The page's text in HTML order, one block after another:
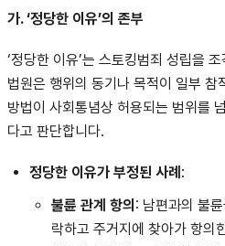
가. ‘정당한 이유’의 존부
‘정당한 이유’는 스토킹범죄 성립을
법원은 행위의 동기나 목적이 일부 참
방법이 사회통념상 허용되는 범위를
다고 판단합니다.
정당한 이유가 부정된 사례 :
불륜 관계 항의 : 남편과의 불
락하고 주거지에 찾아가 항의